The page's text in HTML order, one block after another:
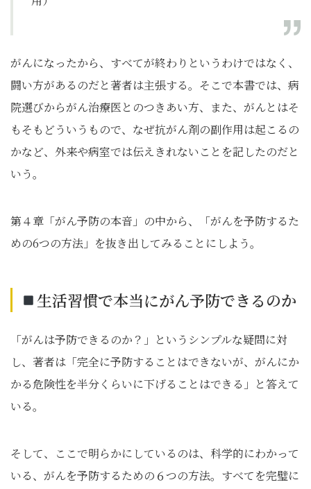
がんになったから、すべてが終わりというわけではなく、
闘い方があるのだと著者は主張する。そこで本書では、病
院選びからがん治療医とのつきあい方、また、がんとはそ
もそもどういうもので、なぜ抗がん剤の副作用は起こるの
かなど、外来や病室では伝えきれないことを記したのだと
いう。
第４章「がん予防の本音」の中から、「がんを予防するた
めの6つの方法」を抜き出してみることにしよう。
生活習慣で本当にがん予防できるのか
「がんは予防できるのか？」というシンプルな疑問に対
し、著者は「完全に予防することはできないが、がんにか
かる危険性を半分くらいに下げることはできる」と答えて
いる。
そして、ここで明らかにしているのは、科学的にわかって
いる、がんを予防するための６つの方法。すべてを完璧に